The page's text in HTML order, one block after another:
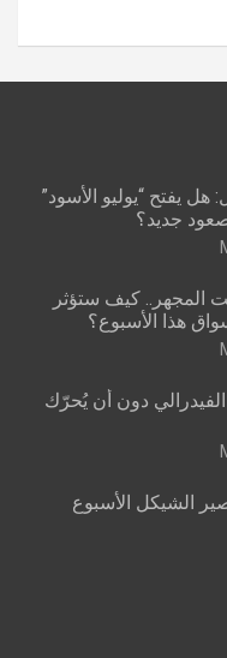
يفتح “يوليو الأسود”
جديد؟
المجهر.. كيف ستؤثر
هذا الأسبوع؟
دون أن يُحرّك
الشيكل الأسبوع